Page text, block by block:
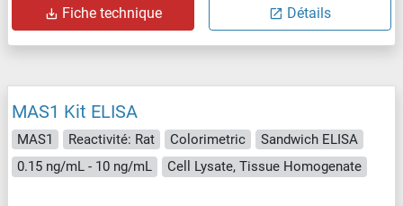
Fiche technique Détails
MAS1 Kit ELISA
MAS1 Reactivité: Rat Colorimetric
Sandwich ELISA
0.15 ng/mL - 10 ng/mL
Cell Lysate, Tissue Homogenate